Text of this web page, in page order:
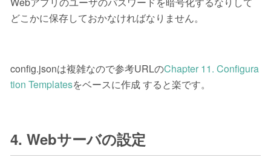
どこかに保存しておかなければなりません。
config.jsonは複雑なので参考URLのChapter 11. Configura
tion Templatesをベースに作成 すると楽です。
4. Webサーバの設定